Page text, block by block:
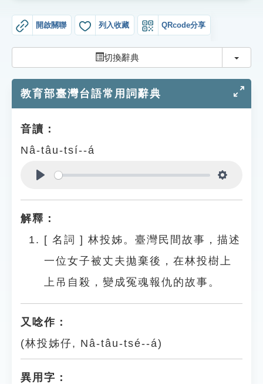
生字詞彙表
知識索引
遊戲專區
貓頭鷹博士
開啟關聯 列入收藏 QRcode分享
切換辭典 切換
教育部臺灣台語常用詞辭典
音讀：
Nâ-tâu-tsí--á
解釋：
[ 名詞 ] 林投姊。臺灣民間故事，描述
一位女子被丈夫拋棄後，在林投樹上
上吊自殺，變成冤魂報仇的故事。
又唸作：
(林投姊仔, Nâ-tâu-tsé--á)
異用字：